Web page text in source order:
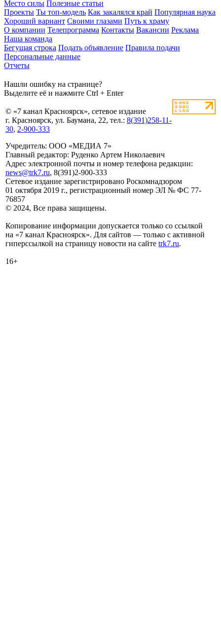
Место силы Полезные статьи
Проекты Ты топ-модель Как закалялся край Популярная наука
Хороший вариант Своими глазами Путь к храму
О компании Телепрограмма Контакты Вакансии Реклама
Наша команда
Бегущая строка Подать объявление Правила подачи
Персональные данные
Отчеты
Нашли ошибку на странице?
Выделите её и нажмите Ctrl + Enter
© «7 канал Красноярск», сетевое издание
г. Красноярск, ул. Баумана, 22, тел.: 8(391)258-11-
30, 2-900-333
Учредитель: ООО «МЕДИА 7»
Главный редактор: Руденко Артем Николаевич
Адрес электронной почты и номер телефона редакции:
news@trk7.ru, 8(391)2-900-333
Сетевое издание зарегистрировано Роскомнадзором
01 октября 2019 г., регистрационный номер ЭЛ № ФС 77-
76857
© 2024, Все права защищены.
Копирование информации допускается только со ссылкой
на «7 канал Красноярск». Для сайтов — только с активной
гиперссылкой на страницу новости на сайте trk7.ru.
16+